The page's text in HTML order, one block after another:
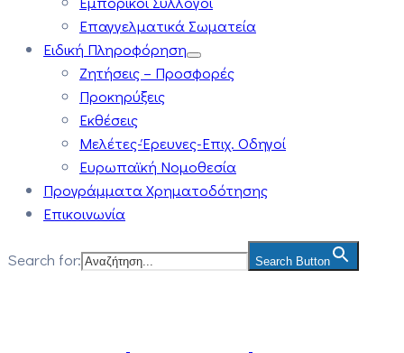
Επαγγελματικά Σωματεία
Ειδική Πληροφόρηση
Ζητήσεις – Προσφορές
Προκηρύξεις
Εκθέσεις
Μελέτες-Έρευνες-Επιχ. Οδηγοί
Ευρωπαϊκή Νομοθεσία
Προγράμματα Χρηματοδότησης
Επικοινωνία
Search for: Search Button